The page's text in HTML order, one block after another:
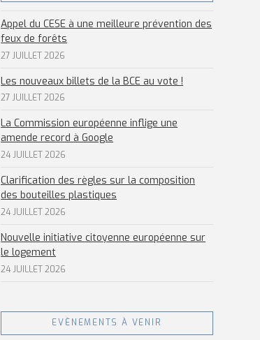
Appel du CESE à une meilleure prévention des
feux de forêts
27 JUILLET 2026
Les nouveaux billets de la BCE au vote !
27 JUILLET 2026
La Commission européenne inflige une
amende record à Google
24 JUILLET 2026
Clarification des règles sur la composition
des bouteilles plastiques
24 JUILLET 2026
Nouvelle initiative citoyenne européenne sur
le logement
24 JUILLET 2026
EVÈNEMENTS À VENIR